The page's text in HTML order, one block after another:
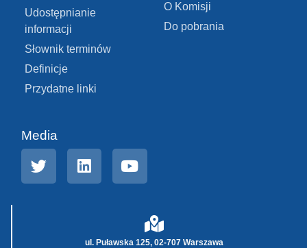
Udostępnianie
informacji
Słownik terminów
Definicje
Przydatne linki
O Komisji
Do pobrania
Media
ul. Puławska 125, 02-707 Warszawa